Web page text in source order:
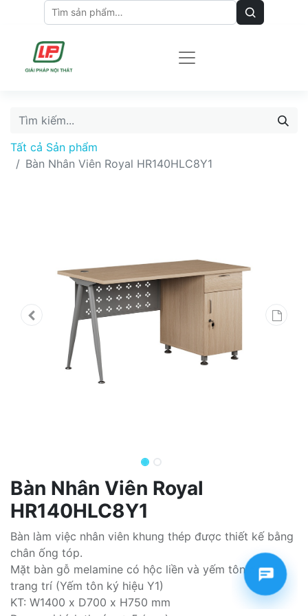
Tất cả Sản phẩm
Bàn Nhân Viên Royal HR140HLC8Y1
Bàn Nhân Viên Royal
HR140HLC8Y1
Bàn làm việc nhân viên khung thép được thiết kế bằng
chân ống tóp.
Mặt bàn gỗ melamine có hộc liền và yếm tôn đột lỗ
trang trí (Yếm tôn ký hiệu Y1)
KT: W1400 x D700 x H750 mm